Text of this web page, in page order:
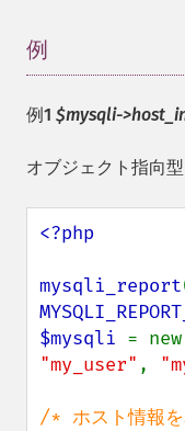
例
例1 $mysqli-
オブジェクト指向型
<?php
mysqli_report
$mysqli = new
"my_user" ,